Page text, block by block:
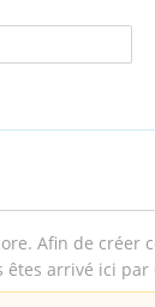
Afin de
êtes arrivé ici